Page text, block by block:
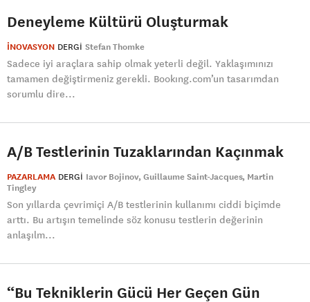
Deneyleme Kültürü Oluşturmak
İNOVASYON DERGI Stefan Thomke
Sadece iyi araçlara sahip olmak yeterli değil. Yaklaşımınızı
tamamen değiştirmeniz gerekli. Bookıng.com’un tasarımdan
sorumlu dire...
A/B Testlerinin Tuzaklarından Kaçınmak
PAZARLAMA DERGI Iavor Bojinov Guillaume Saint-Jacques Martin
Tingley
Son yıllarda çevrimiçi A/B testlerinin kullanımı ciddi biçimde
arttı. Bu artışın temelinde söz konusu testlerin değerinin
anlaşılm...
“Bu Tekniklerin Gücü Her Geçen Gün